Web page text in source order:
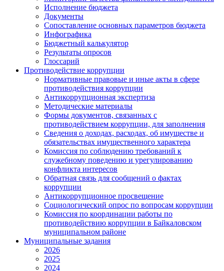
Исполнение бюджета
Документы
Сопоставление основных параметров бюджета
Инфографика
Бюджетный калькулятор
Результаты опросов
Глоссарий
Противодействие коррупции
Нормативные правовые и иные акты в сфере
противодействия коррупции
Антикоррупционная экспертиза
Методические материалы
Формы документов, связанных с
противодействием коррупции, для заполнения
Сведения о доходах, расходах, об имуществе и
обязательствах имущественного характера
Комиссия по соблюдению требований к
служебному поведению и урегулированию
конфликта интересов
Обратная связь для сообщений о фактах
коррупции
Антикоррупционное просвещение
Социологический опрос по вопросам коррупции
Комиссия по координации работы по
противодействию коррупции в Байкаловском
муниципальном районе
Муниципальные задания
2026
2025
2024